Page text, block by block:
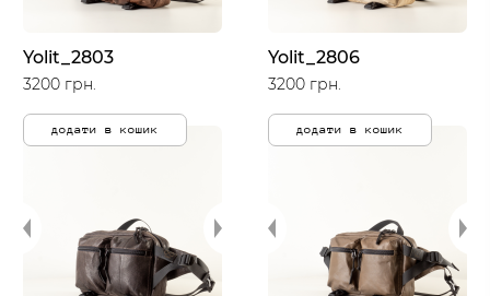
Yolit_2803
3200 грн.
додати в кошик
Yolit_2806
3200 грн.
додати в кошик